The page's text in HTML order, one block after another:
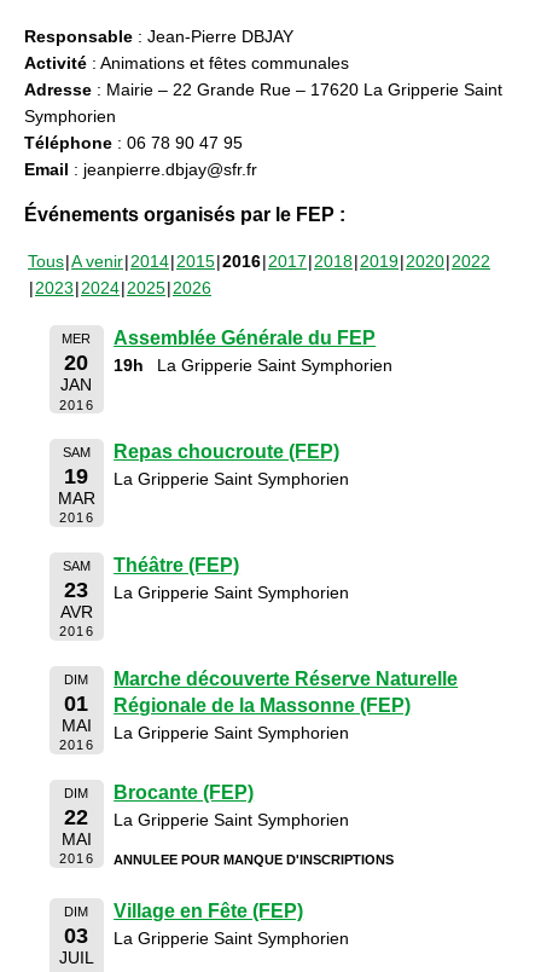
Responsable : Jean-Pierre DBJAY
Activité : Animations et fêtes communales
Adresse : Mairie – 22 Grande Rue – 17620 La Gripperie Saint
Symphorien
Téléphone : 06 78 90 47 95
Email : jeanpierre.dbjay@sfr.fr
Événements organisés par le FEP :
Tous A venir 2014 2015 2016 2017 2018 2019 2020 2022
2023 2024 2025 2026
MER
20
JAN
2016
Assemblée Générale du FEP
19h La Gripperie Saint Symphorien
SAM
19
MAR
2016
Repas choucroute (FEP)
La Gripperie Saint Symphorien
SAM
23
AVR
2016
Théâtre (FEP)
La Gripperie Saint Symphorien
DIM
01
MAI
2016
Marche découverte Réserve Naturelle
Régionale de la Massonne (FEP)
La Gripperie Saint Symphorien
DIM
22
MAI
2016
Brocante (FEP)
La Gripperie Saint Symphorien
ANNULEE POUR MANQUE D'INSCRIPTIONS
DIM
03
JUIL
Village en Fête (FEP)
La Gripperie Saint Symphorien